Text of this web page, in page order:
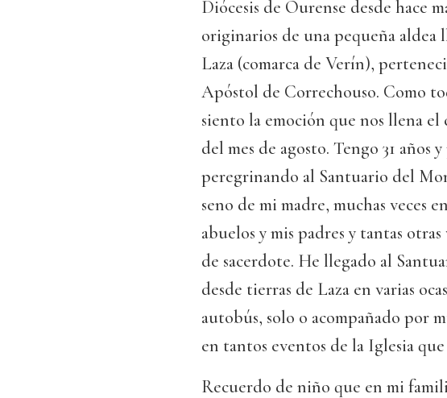
Diócesis de Ourense desde hace
originarios de una pequeña aldea
Laza (comarca de Verín),
Apóstol de Correchouso. Como
siento la emoción que nos llena
del mes de agosto. Tengo 31 años
peregrinando al Santuario del
seno de mi madre, muchas veces
abuelos y mis padres y tantas
de sacerdote. He llegado al
desde tierras de Laza en varias
autobús, solo o acompañado por
en tantos eventos de la Iglesia
Recuerdo de niño que en mi